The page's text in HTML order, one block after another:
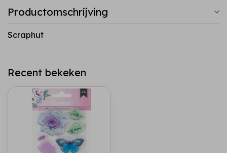
Productomschrijving
Scraphut
Recent bekeken